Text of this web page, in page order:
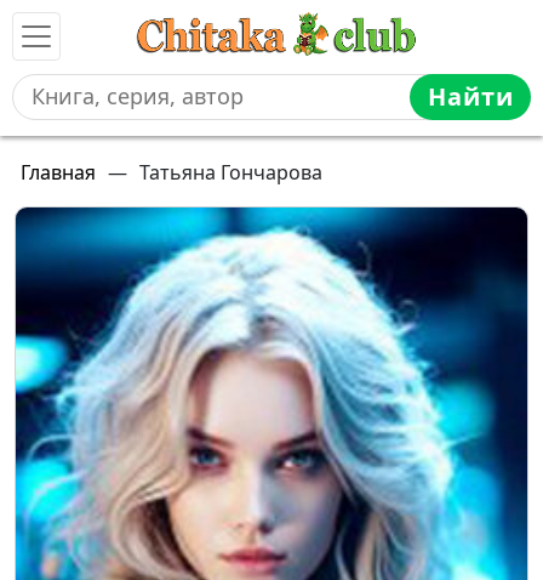
Найти
Главная — Татьяна Гончарова